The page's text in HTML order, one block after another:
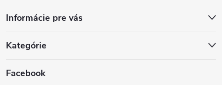
Informácie pre vás
Kategórie
Facebook